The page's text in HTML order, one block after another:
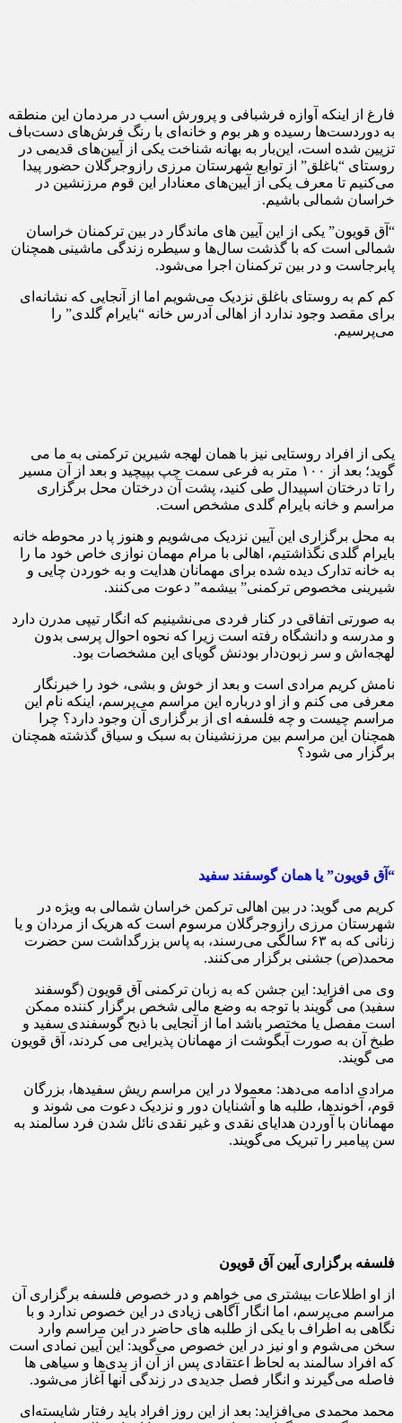
فارغ از اینکه آوازه فرشبافی و پرورش اسب در مردمان این منطقه
به دوردست‌ها رسیده و هر بوم و خانه‌ای با رنگ فرش‌های دست‌باف
تزیین شده است، این‌بار به بهانه شناخت یکی از آیین‌های قدیمی در
روستای “باغلق” از توابع شهرستان مرزی رازوجرگلان حضور پیدا
می‌کنیم تا معرف یکی از آیین‌های معنادار این قوم مرزنشین در
خراسان شمالی باشیم.
“آق قویون” یکی از این آیین های ماندگار در بین ترکمنان خراسان
شمالی است که با گذشت سال‌ها و سیطره زندگی ماشینی همچنان
پابرجاست و در بین ترکمنان اجرا می‌شود.
کم کم به روستای باغلق نزدیک می‌شویم اما از آنجایی که نشانه‌ای
برای مقصد وجود ندارد از اهالی آدرس خانه “بایرام گلدی” را
می‌پرسیم.
یکی از افراد روستایی نیز با همان لهجه شیرین ترکمنی به ما می
گوید؛ بعد از ۱۰۰ متر به فرعی سمت چپ بپیچید و بعد از آن مسیر
را تا درختان اسپیدال طی کنید، پشت آن درختان محل برگزاری
مراسم و خانه بایرام گلدی مشخص است.
به محل برگزاری این آیین نزدیک می‌شویم و هنوز پا در محوطه خانه
بایرام گلدی نگذاشتیم، اهالی با مرام مهمان نوازی خاص خود ما را
به خانه تدارک دیده شده برای مهمانان هدایت و به خوردن چایی و
شیرینی مخصوص ترکمنی” بیشمه” دعوت می‌کنند.
به صورتی اتفاقی در کنار فردی می‌نشینیم که انگار تیپی مدرن دارد
و مدرسه و دانشگاه رفته است زیرا که نحوه احوال پرسی بدون
لهجه‌اش و سر زبون‌دار بودنش گویای این مشخصات بود.
نامش کریم مرادی است و بعد از خوش و بشی، خود را خبرنگار
معرفی می کنم و از او درباره این مراسم می‌پرسم، اینکه نام این
مراسم چیست و چه فلسفه ای از برگزاری آن وجود دارد؟ چرا
همچنان این مراسم بین مرزنشینان به سبک و سیاق گذشته همچنان
برگزار می شود؟
“آق قویون” یا همان گوسفند سفید
کریم می گوید: در بین اهالی ترکمن خراسان شمالی به ویژه در
شهرستان مرزی رازوجرگلان مرسوم است که هریک از مردان و یا
زنانی که به ۶۳ سالگی می‌رسند، به پاس بزرگداشت سن حضرت
محمد(ص) جشنی برگزار می‌کنند.
وی می افزاید: این جشن که به زبان ترکمنی آق قویون (گوسفند
سفید) می گویند با توجه به وضع مالی شخص برگزار کننده ممکن
است مفصل یا مختصر باشد اما از آنجایی با ذبح گوسفندی سفید و
طبخ آن به صورت آبگوشت از مهمانان پذیرایی می کردند، آق قویون
می گویند.
مرادی ادامه می‌دهد: معمولا در این مراسم ریش سفیدها، بزرگان
قوم، آخوندها، طلبه ها و آشنایان دور و نزدیک دعوت می شوند و
مهمانان با آوردن هدایای نقدی و غیر نقدی نائل شدن فرد سالمند به
سن پیامبر را تبریک می‌گویند.
فلسفه برگزاری آیین آق قویون
از او اطلاعات بیشتری می خواهم و در خصوص فلسفه برگزاری آن
مراسم می‌پرسم، اما انگار آگاهی زیادی در این خصوص ندارد و با
نگاهی به اطراف با یکی از طلبه های حاضر در این مراسم وارد
سخن می‌شوم و او نیز در این خصوص می‌گوید: این آیین نمادی است
که افراد سالمند به لحاظ اعتقادی پس از آن از بدی‌ها و سیاهی ها
فاصله می‌گیرند و انگار فصل جدیدی در زندگی آنها آغاز می‌شود.
محمد محمدی می‌افزاید: بعد از این روز افراد باید رفتار شایسته‌ای